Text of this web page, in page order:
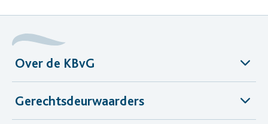
Over de KBvG
Gerechtsdeurwaarders